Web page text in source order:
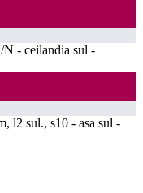
N - ceilandia sul -
l2 sul., s10 - asa sul -